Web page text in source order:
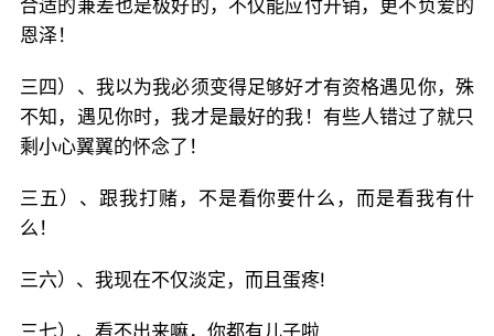
合适的兼差也是极好的，不仅能应付开销，更不负爱的
恩泽！
三四）、我以为我必须变得足够好才有资格遇见你，殊
不知，遇见你时，我才是最好的我！有些人错过了就只
剩小心翼翼的怀念了！
三五）、跟我打赌，不是看你要什么，而是看我有什
么！
三六）、我现在不仅淡定，而且蛋疼!
三七）、看不出来嘛，你都有儿子啦,